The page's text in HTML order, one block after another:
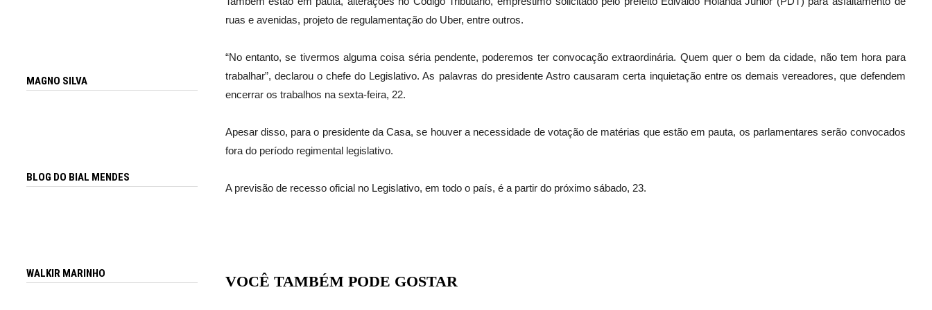
ruas e avenidas, projeto de regulamentação do Uber, entre outros.
“No entanto, se tivermos alguma coisa séria pendente, poderemos ter convocação extraordinária. Quem quer o bem da cidade, não tem hora para
trabalhar”, declarou o chefe do Legislativo. As palavras do presidente Astro causaram certa inquietação entre os demais vereadores, que defendem
encerrar os trabalhos na sexta-feira, 22.
Apesar disso, para o presidente da Casa, se houver a necessidade de votação de matérias que estão em pauta, os parlamentares serão convocados
fora do período regimental legislativo.
A previsão de recesso oficial no Legislativo, em todo o país, é a partir do próximo sábado, 23.
VOCÊ TAMBÉM PODE GOSTAR
MAGNO SILVA
BLOG DO BIAL MENDES
WALKIR MARINHO